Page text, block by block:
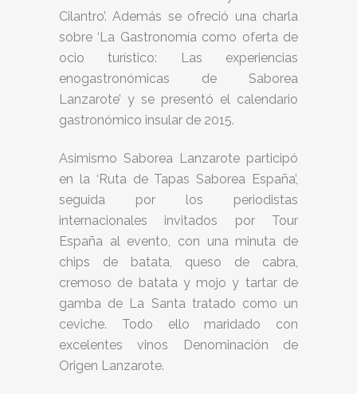
Cilantro’. Además se ofreció una charla
sobre ‘La Gastronomía como oferta de
ocio turístico: Las experiencias
enogastronómicas de Saborea
Lanzarote’ y se presentó el calendario
gastronómico insular de 2015.
Asimismo Saborea Lanzarote participó
en la ‘Ruta de Tapas Saborea España’,
seguida por los periodistas
internacionales invitados por Tour
España al evento, con una minuta de
chips de batata, queso de cabra,
cremoso de batata y mojo y tartar de
gamba de La Santa tratado como un
ceviche. Todo ello maridado con
excelentes vinos Denominación de
Origen Lanzarote.